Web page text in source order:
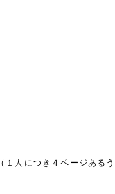
（１人につき４ページある